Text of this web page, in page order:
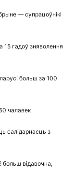
— супрацоўнікі
гадоў зняволення
больш за 100
чалавек
салідарнасць з
больш відавочна,